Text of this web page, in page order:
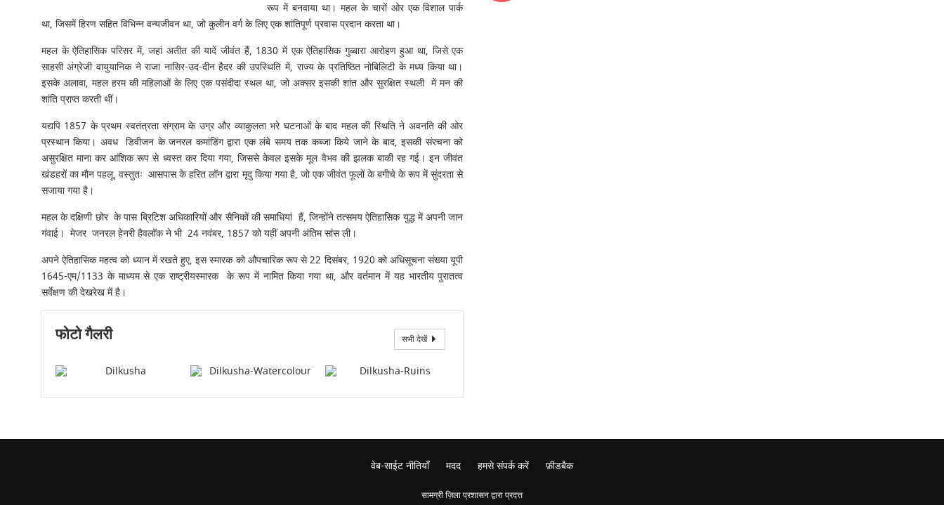
रूप में बनवाया था। महल के चारों ओर एक विशाल पार्क
था, जिसमें हिरण सहित विभिन्न वन्यजीवन था, जो कुलीन वर्ग के लिए एक शांतिपूर्ण प्रवास प्रदान करता था।
महल के ऐतिहासिक परिसर में, जहां अतीत की यादें जीवंत हैं, 1830 में एक ऐतिहासिक गुब्बारा आरोहण हुआ था, जिसे एक
साहसी अंग्रेजी वायुयानिक ने राजा नासिर-उद-दीन हैदर की उपस्थिति में, राज्य के प्रतिष्ठित नोबिलिटी के मध्य किया था।
इसके अलावा, महल हरम की महिलाओं के लिए एक पसंदीदा स्थल था, जो अक्सर इसकी शांत और सुरक्षित स्थली में मन की
शांति प्राप्त करती थीं।
यद्यपि 1857 के प्रथम स्वतंत्रता संग्राम के उग्र और व्याकुलता भरे घटनाओं के बाद महल की स्थिति ने अवनति की ओर
प्रस्थान किया। अवध डिवीजन के जनरल कमांडिंग द्वारा एक लंबे समय तक कब्जा किये जाने के बाद, इसकी संरचना को
असुरक्षित माना कर आंशिक रूप से ध्वस्त कर दिया गया, जिससे केवल इसके मूल वैभव की झलक बाकी रह गई। इन जीवंत
खंडहरों का मौन पहलू, वस्तुतः आसपास के हरित लॉन द्वारा मृदु किया गया है, जो एक जीवंत फूलों के बगीचे के रूप में सुंदरता से
सजाया गया है।
महल के दक्षिणी छोर के पास ब्रिटिश अधिकारियों और सैनिकों की समाधियां हैं, जिन्होंने तत्समय ऐतिहासिक युद्ध में अपनी जान
गंवाई। मेजर जनरल हेनरी हैवलॉक ने भी 24 नवंबर, 1857 को यहीं अपनी अंतिम सांस ली।
अपने ऐतिहासिक महत्व को ध्यान में रखते हुए, इस स्मारक को औपचारिक रूप से 22 दिसंबर, 1920 को अधिसूचना संख्या यूपी
1645-एम/1133 के माध्यम से एक राष्ट्रीयस्मारक के रूप में नामित किया गया था, और वर्तमान में यह भारतीय पुरातत्व
सर्वेक्षण की देखरेख में है।
फोटो गैलरी सभी देखें
वेब-साईट नीतियाँ मदद हमसे संपर्क करें फ़ीडबैक
सामग्री ज़िला प्रशासन द्वारा प्रदत्त